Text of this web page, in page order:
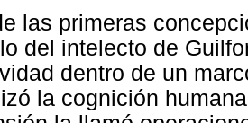
las primeras
del intelecto de
dentro de un
la cognición